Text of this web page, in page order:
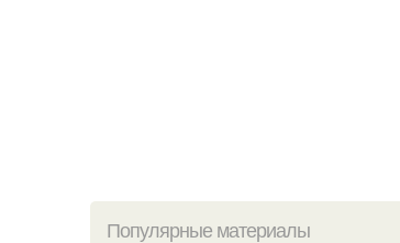
Популярные материалы